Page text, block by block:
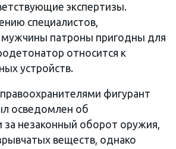
экспертизы.
специалистов,
патроны пригодны для
относится к
устройств.
фигурант
осведомлен об
за незаконный оборот оружия,
веществ, однако